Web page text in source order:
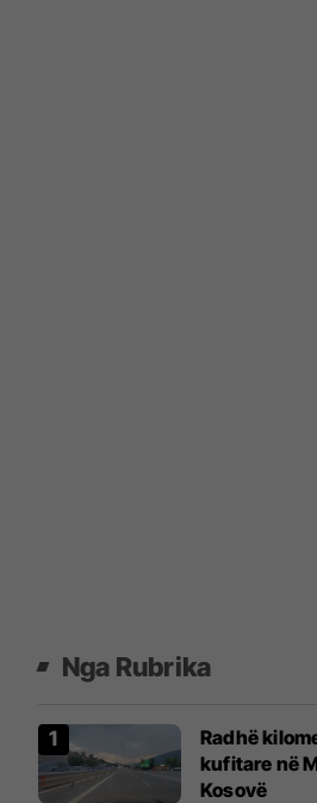
Nga Rubrika
​Radhë
kufitare në
Kosovë